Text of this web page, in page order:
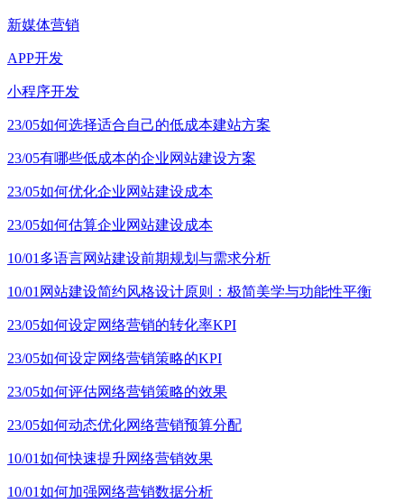
新媒体营销
APP开发
小程序开发
23/05如何选择适合自己的低成本建站方案
23/05有哪些低成本的企业网站建设方案
23/05如何优化企业网站建设成本
23/05如何估算企业网站建设成本
10/01 多语言网站建设前期规划与需求分析
10/01 网站建设简约风格设计原则：极简美学与功能性平衡
23/05如何设定网络营销的转化率KPI
23/05如何设定网络营销策略的KPI
23/05如何评估网络营销策略的效果
23/05如何动态优化网络营销预算分配
10/01如何快速提升网络营销效果
10/01如何加强网络营销数据分析